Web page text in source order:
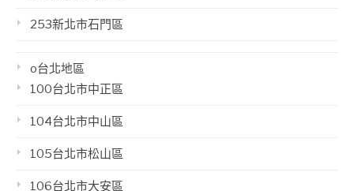
253新北市石門區
o台北地區
100台北市中正區
104台北市中山區
105台北市松山區
106台北市大安區